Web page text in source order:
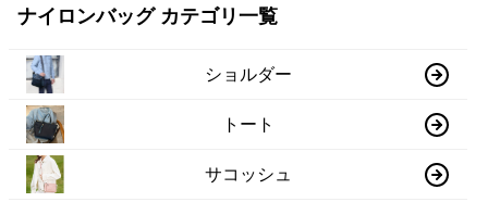
ナイロンバッグ カテゴリ一覧
ショルダー
トート
サコッシュ